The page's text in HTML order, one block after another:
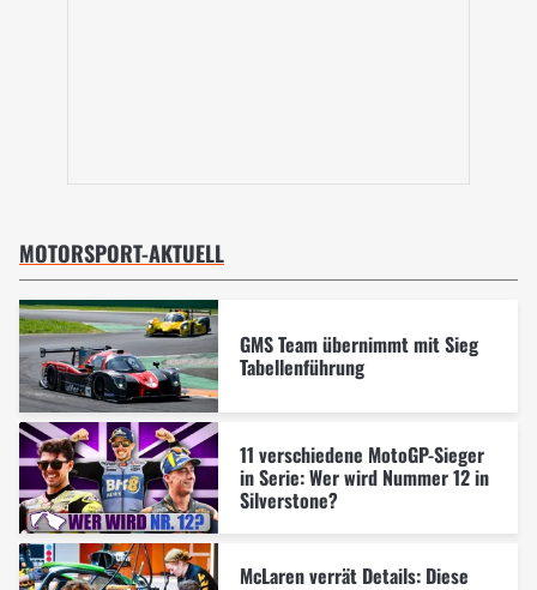
MOTORSPORT-AKTUELL
GMS Team übernimmt mit Sieg
Tabellenführung
11 verschiedene MotoGP-Sieger
in Serie: Wer wird Nummer 12 in
Silverstone?
McLaren verrät Details: Diese